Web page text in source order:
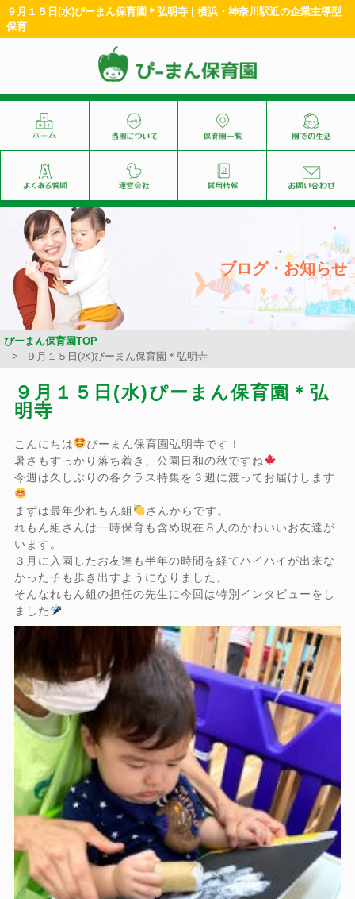
９月１５日(水)ぴーまん保育園＊弘明寺 | 横浜・神奈川駅近の企業主導型
保育
ブログ・お知らせ
ぴーまん保育園TOP
９月１５日(水)ぴーまん保育園＊弘明寺
９月１５日(水)ぴーまん保育園＊弘
明寺
こんにちは
ぴーまん保育園弘明寺です！
暑さもすっかり落ち着き、公園日和の秋ですね
今週は久しぶりの各クラス特集を３週に渡ってお届けします
まずは最年少れもん組
さんからです。
れもん組さんは一時保育も含め現在８人のかわいいお友達が
います。
３月に入園したお友達も半年の時間を経てハイハイが出来な
かった子も歩き出すようになりました。
そんなれもん組の担任の先生に今回は特別インタビューをし
ました